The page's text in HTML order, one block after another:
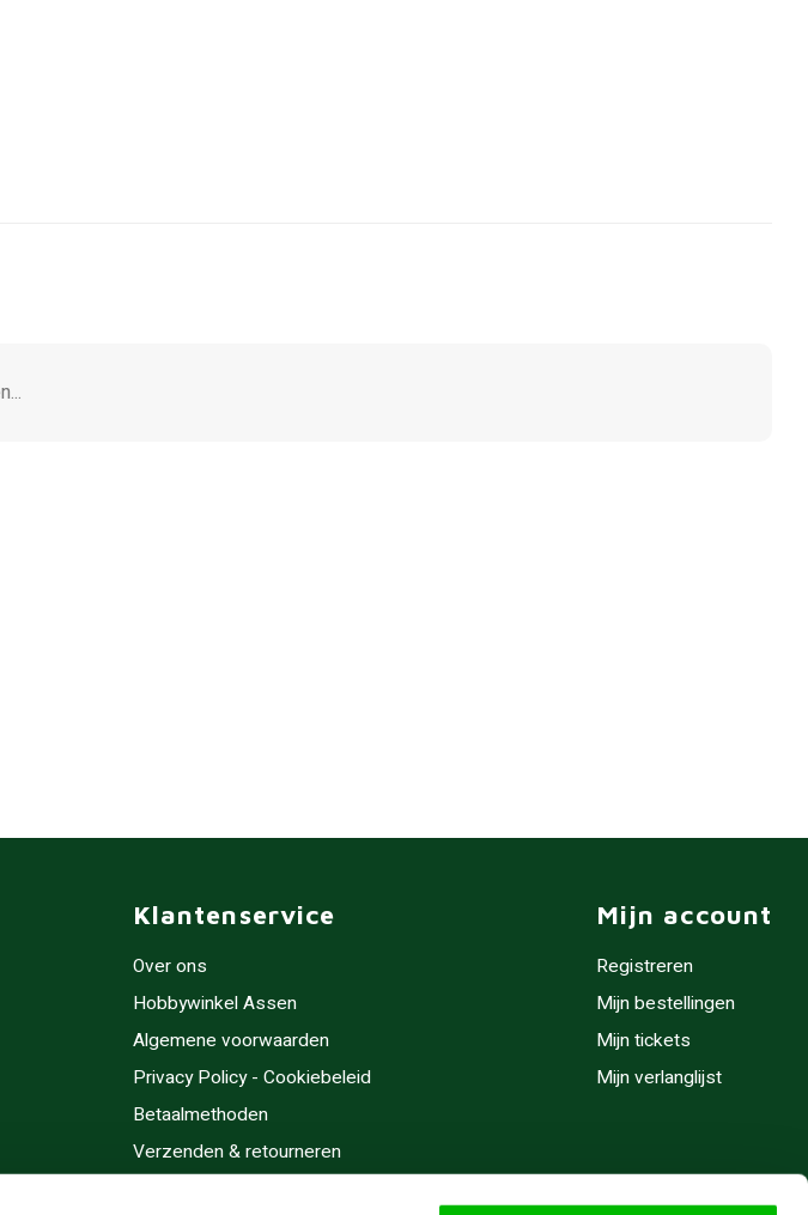
Klantenservice
Over ons
Hobbywinkel Assen
Algemene voorwaarden
Privacy Policy - Cookiebeleid
Betaalmethoden
Verzenden & retourneren
Mijn account
Registreren
Mijn bestellingen
Mijn tickets
Mijn verlanglijst